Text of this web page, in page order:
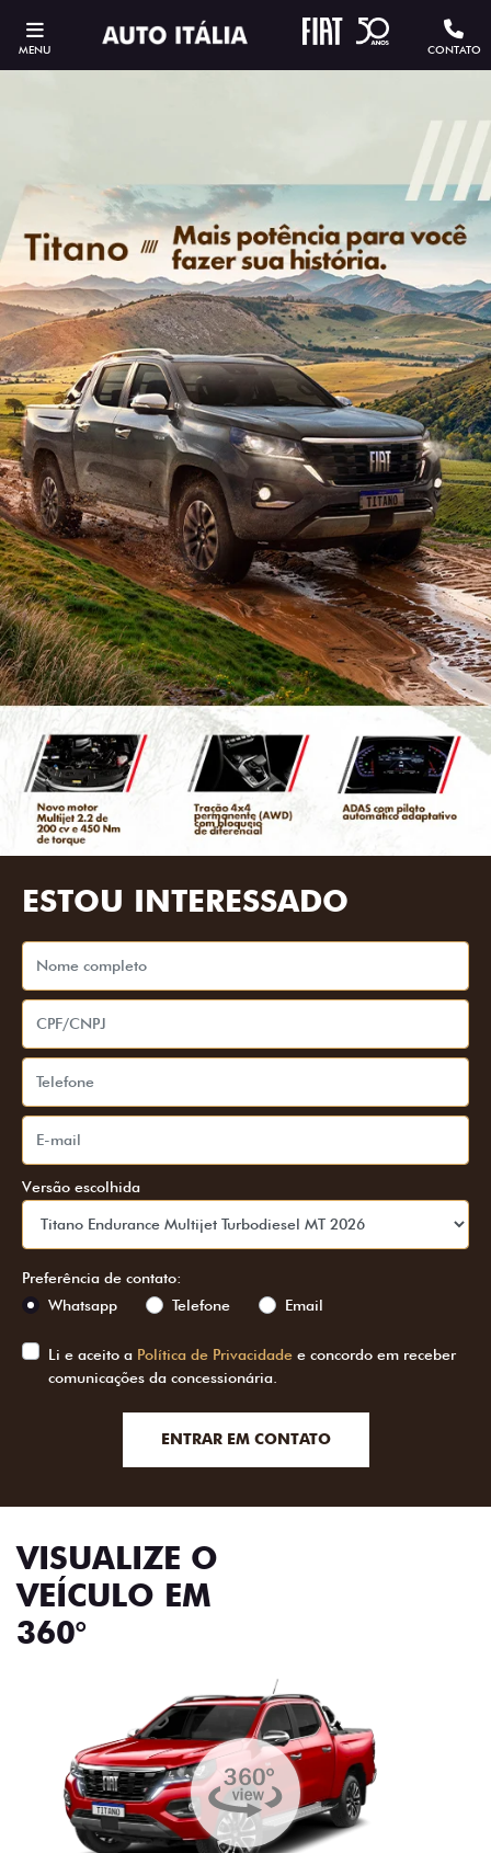
MENU CONTATO
ESTOU INTERESSADO
Versão escolhida
Preferência de contato:
Whatsapp
Telefone Email
Li e aceito a Política de Privacidade e concordo em receber
comunicações da concessionária.
ENTRAR EM CONTATO
VISUALIZE O
VEÍCULO EM
360°